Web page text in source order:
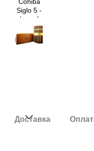
Доставка